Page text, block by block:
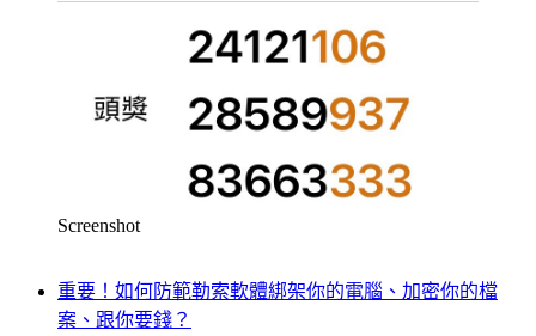
Screenshot
重要！如何防範勒索軟體綁架你的電腦、加密你的檔
案、跟你要錢？